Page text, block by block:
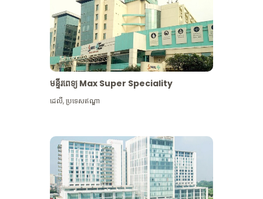
មន្ទីរពេទ្យ Max Super Speciality
ដេលី,ប្រទេសឥណ្ឌា